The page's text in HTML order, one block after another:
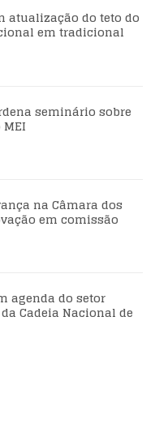
atualização do teto do
em tradicional
seminário sobre
na Câmara dos
em comissão
agenda do setor
Cadeia Nacional de